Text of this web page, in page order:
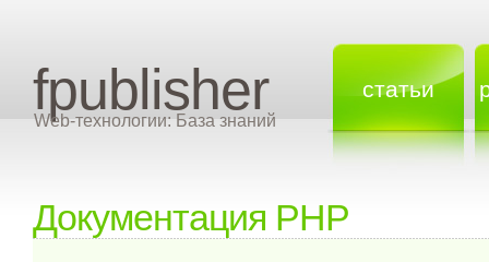
fpublisher
Web-технологии: База знаний
статьи
Документация PHP